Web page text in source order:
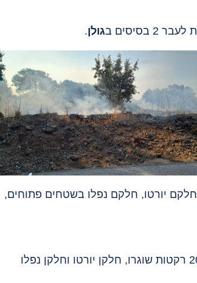
בסיסים ב גולן.
חלקם יורטו, חלקם נפלו בשטחים פתוחים,
- 20 רקטות שוגרו, חלקן יורטו וחלקן נפלו